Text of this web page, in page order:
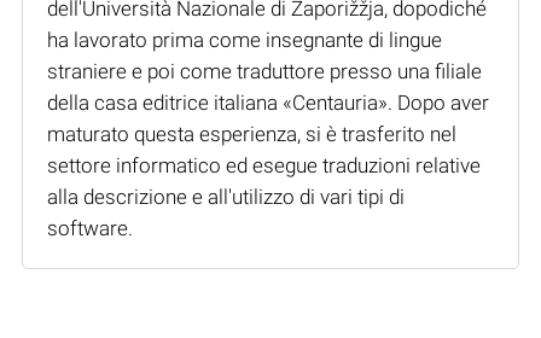
dell'Università Nazionale di Zaporižžja, dopodiché
ha lavorato prima come insegnante di lingue
straniere e poi come traduttore presso una filiale
della casa editrice italiana «Centauria». Dopo aver
maturato questa esperienza, si è trasferito nel
settore informatico ed esegue traduzioni relative
alla descrizione e all'utilizzo di vari tipi di
software.